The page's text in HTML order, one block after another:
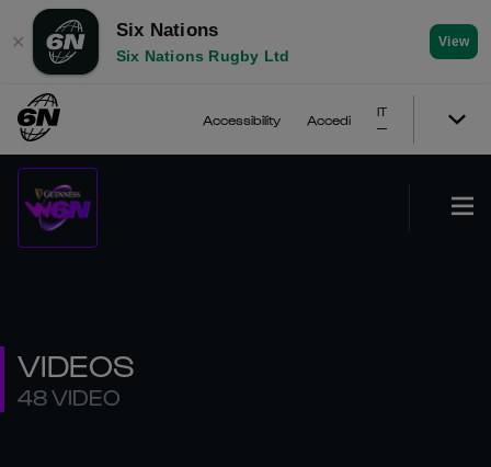
✕
Six Nations
Six Nations Rugby Ltd
View
Accessibility Accedi
IT
VIDEOS
48 VIDEO